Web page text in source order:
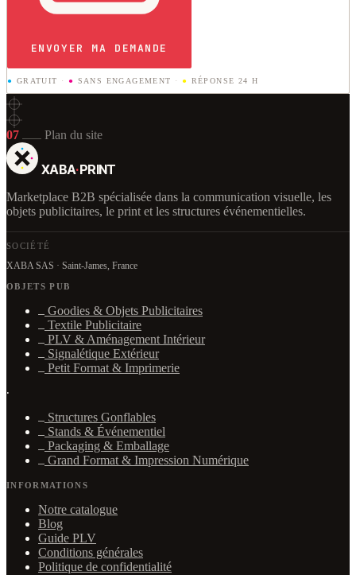
ENVOYER MA DEMANDE
● GRATUIT · ● SANS ENGAGEMENT · ● RÉPONSE 24 H
07 Plan du site
XABA·PRINT
Marketplace B2B spécialisée dans la communication visuelle, les
objets publicitaires, le print et les structures événementielles.
SOCIÉTÉ
XABA SAS · Saint-James, France
OBJETS PUB
Goodies & Objets Publicitaires
Textile Publicitaire
PLV & Aménagement Intérieur
Signalétique Extérieur
Petit Format & Imprimerie
·
Structures Gonflables
Stands & Événementiel
Packaging & Emballage
Grand Format & Impression Numérique
INFORMATIONS
Notre catalogue
Blog
Guide PLV
Conditions générales
Politique de confidentialité